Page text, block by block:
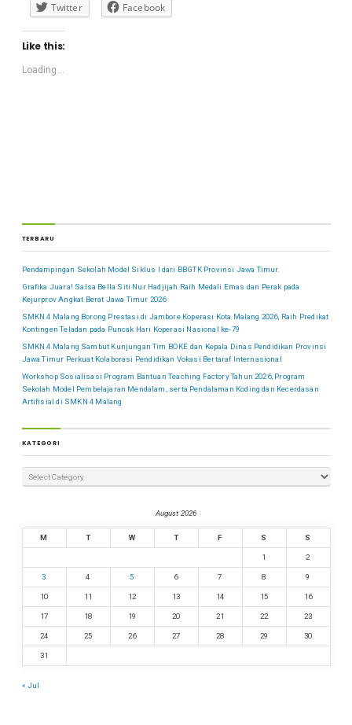
Twitter
Facebook
Like this:
Loading...
TERBARU
Pendampingan Sekolah Model Siklus I dari BBGTK Provinsi Jawa Timur.
Grafika Juara! Salsa Bella Siti Nur Hadjijah Raih Medali Emas dan Perak pada
Kejurprov Angkat Berat Jawa Timur 2026
SMKN 4 Malang Borong Prestasi di Jambore Koperasi Kota Malang 2026, Raih Predikat
Kontingen Teladan pada Puncak Hari Koperasi Nasional ke-79
SMKN 4 Malang Sambut Kunjungan Tim BOKE dan Kepala Dinas Pendidikan Provinsi
Jawa Timur Perkuat Kolaborasi Pendidikan Vokasi Bertaraf Internasional
Workshop Sosialisasi Program Bantuan Teaching Factory Tahun 2026, Program
Sekolah Model Pembelajaran Mendalam, serta Pendalaman Koding dan Kecerdasan
Artifisial di SMKN 4 Malang
KATEGORI
August 2026
M T W T F S S
1 2
3 4 5 6 7 8 9
10 11 12 13 14 15 16
17 18 19 20 21 22 23
24 25 26 27 28 29 30
31
« Jul